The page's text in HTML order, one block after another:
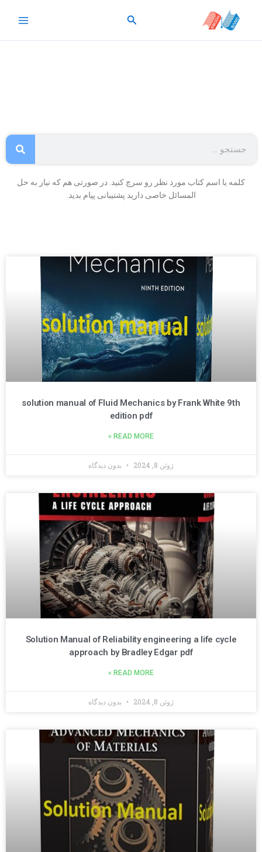
جستجو
کلمه یا اسم کتاب مورد نظر رو سرچ کنید. در صورتی هم که نیاز به حل
المسائل خاصی دارید پشتیبانی پیام بدید.
solution manual of Fluid Mechanics by Frank White 9th
edition pdf
READ MORE »
ژوئن 8, 2024 بدون دیدگاه
Solution Manual of Reliability engineering a life cycle
approach by Bradley Edgar pdf
READ MORE »
ژوئن 8, 2024 بدون دیدگاه
PagePagePage Page